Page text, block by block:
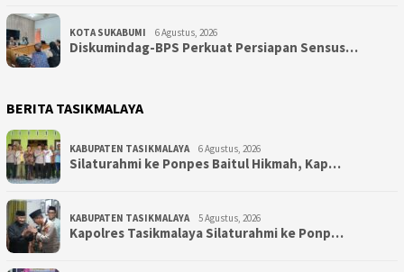
KOTA SUKABUMI 6 Agustus, 2026
Diskumindag-BPS Perkuat Persiapan Sensus…
BERITA TASIKMALAYA
KABUPATEN TASIKMALAYA 6 Agustus, 2026
Silaturahmi ke Ponpes Baitul Hikmah, Kap…
KABUPATEN TASIKMALAYA 5 Agustus, 2026
Kapolres Tasikmalaya Silaturahmi ke Ponp…